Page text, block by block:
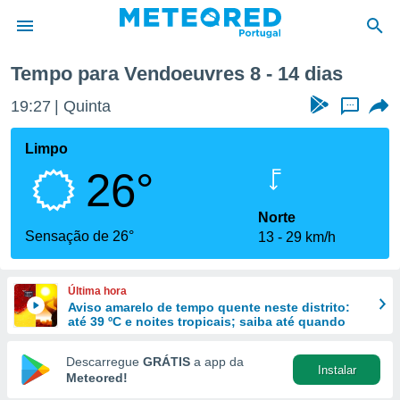
da
foi
fornecidas
a este
das
e
forma
digital
Tempo para Vendoeuvres 8 - 14 dias
19:27 Quinta ...
Limpo
26°
Sensação de 26°
Norte
13
29 km/h
Última hora
Aviso amarelo de tempo quente neste distrito:
até 39 ºC e noites tropicais; saiba até quando
Descarregue GRÁTIS a app da
Meteored!
Instalar